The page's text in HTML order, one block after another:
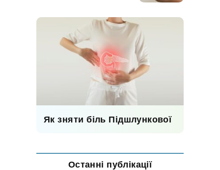
Як зняти біль Підшлункової
Останні публікації